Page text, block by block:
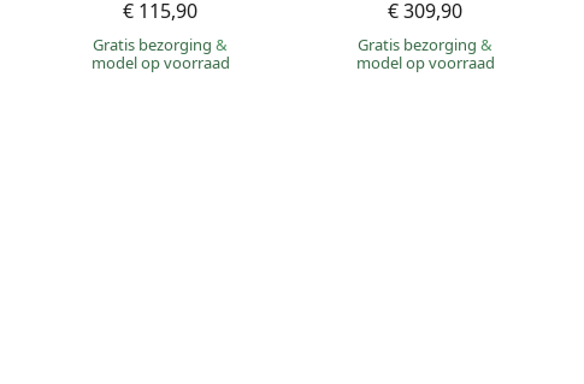
€ 115,90
Gratis bezorging&
model op voorraad
€ 309,90
Gratis bezorging&
model op voorraad